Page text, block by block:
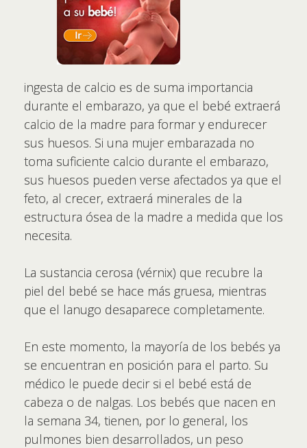
ingesta de calcio es de suma importancia
durante el embarazo, ya que el bebé extraerá
calcio de la madre para formar y endurecer
sus huesos. Si una mujer embarazada no
toma suficiente calcio durante el embarazo,
sus huesos pueden verse afectados ya que el
feto, al crecer, extraerá minerales de la
estructura ósea de la madre a medida que los
necesita.
La sustancia cerosa (vérnix) que recubre la
piel del bebé se hace más gruesa, mientras
que el lanugo desaparece completamente.
En este momento, la mayoría de los bebés ya
se encuentran en posición para el parto. Su
médico le puede decir si el bebé está de
cabeza o de nalgas. Los bebés que nacen en
la semana 34, tienen, por lo general, los
pulmones bien desarrollados, un peso